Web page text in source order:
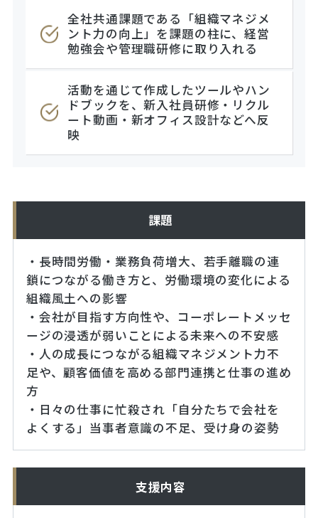
全社共通課題である「組織マネジメ
ント力の向上」を課題の柱に、経営
勉強会や管理職研修に取り入れる
活動を通じて作成したツールやハン
ドブックを、新入社員研修・リクル
ート動画・新オフィス設計などへ反
映
課題
・長時間労働・業務負荷増大、若手離職の連
鎖につながる働き方と、労働環境の変化による
組織風土への影響
・会社が目指す方向性や、コーポレートメッセ
ージの浸透が弱いことによる未来への不安感
・人の成長につながる組織マネジメント力不
足や、顧客価値を高める部門連携と仕事の進め
方
・日々の仕事に忙殺され「自分たちで会社を
よくする」当事者意識の不足、受け身の姿勢
支援内容